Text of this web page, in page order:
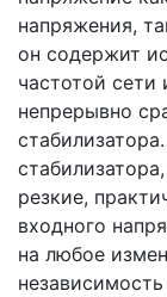
напряжения,
он содержит
частотой
непрерывно
резкие,
входного
на любое